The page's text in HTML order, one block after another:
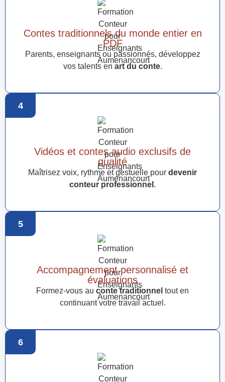
Contes traditionnels du monde entier en
PDF
Parents, enseignants ou passionnés, développez
vos talents en art du conte.
4
Vidéos et contes audio exclusifs de
qualité
Maîtrisez voix, rythme et gestuelle pour devenir
conteur professionnel .
5
Accompagnement personnalisé et
évaluations
Formez-vous au conte traditionnel tout en
continuant votre travail actuel.
6